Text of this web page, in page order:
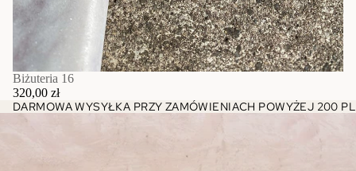
Biżuteria 16
320,00 zł
DARMOWA WYSYŁKA PRZY ZAMÓWIENIACH POWYŻEJ 200